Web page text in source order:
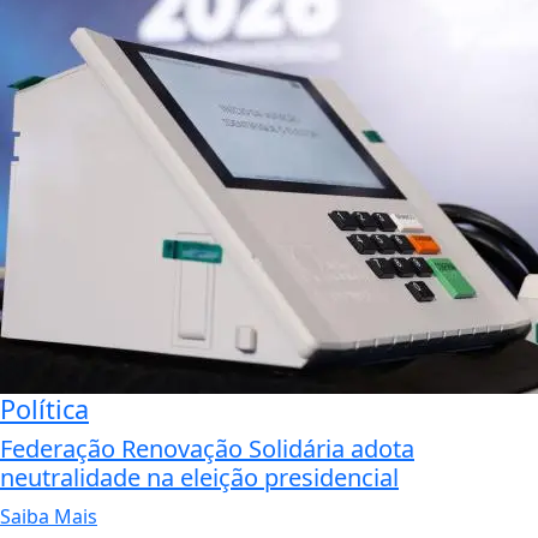
Política
Federação Renovação Solidária adota
neutralidade na eleição presidencial
Saiba Mais